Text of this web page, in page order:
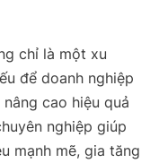
chỉ là một xu
để doanh nghiệp
cao hiệu quả
nghiệp giúp
mạnh mẽ, gia tăng